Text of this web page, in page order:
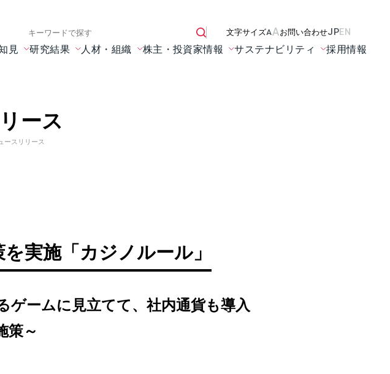
検索キーワード入力 文字サイズAAお問い合わせJPEN
見 研究結果 人材・組織 株主・投資家情報 サステナビリティ 採用情報
ース
ースリリース
実施「カジノルール」
ゲームに見立てて、社内通貨も導入
策～